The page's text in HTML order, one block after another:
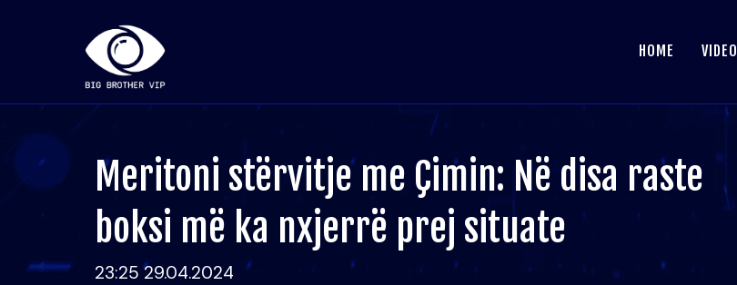
HOME VIDEO
Meritoni stërvitje me Çimin: Në disa raste
boksi më ka nxjerrë prej situate
23:25 29.04.2024